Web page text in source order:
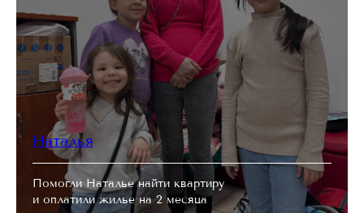
Наталья
Помогли Наталье найти квартиру
и оплатили жилье на 2 месяца